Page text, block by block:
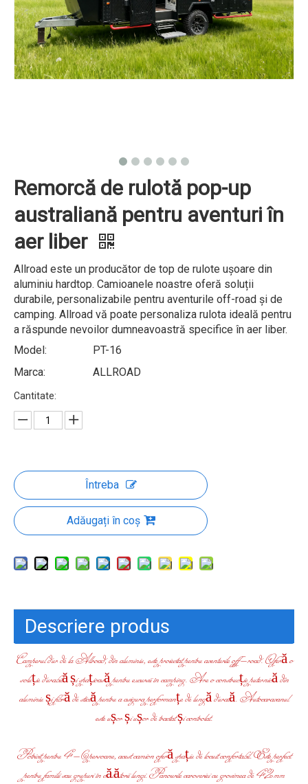
Remorcă de rulotă pop-up
australiană pentru aventuri în
aer liber
Allroad este un producător de top de rulote ușoare din
aluminiu hardtop. Camioanele noastre oferă soluții
durabile, personalizabile pentru aventurile off-road și de
camping. Allroad vă poate personaliza rulota ideală pentru
a răspunde nevoilor dumneavoastră specifice în aer liber.
Model:
PT-16
Marca:
ALLROAD
Cantitate:
Întreba
Adăugați în coș
Descriere produs
Camperul dur de la Allroad, din aluminiu, este proiectat pentru aventurile off-road. Oferă o
soluție durabilă și spațioasă pentru excursii în camping. Are o construcție puternică din
aluminiu și fibră de sticlă pentru a asigura performanțe de lungă durată. Autocaravanul
este ușor și ușor de tractat și controlat.
Potrivit pentru 4-6 persoane, acest camion oferă spațiu de locuit confortabil. Este perfect
pentru familii sau grupuri în călătorii lungi. Panourile caroseriei cu grosimea de 42 mm